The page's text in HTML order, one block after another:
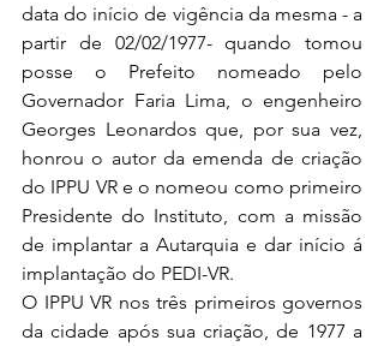
data do início de vigência da mesma - a
partir de 02/02/1977- quando tomou
posse o Prefeito nomeado pelo
Governador Faria Lima, o engenheiro
Georges Leonardos que, por sua vez,
honrou o autor da emenda de criação
do IPPU VR e o nomeou como primeiro
Presidente do Instituto, com a missão
de implantar a Autarquia e dar início á
implantação do PEDI-VR.
O IPPU VR nos três primeiros governos
da cidade após sua criação, de 1977 a